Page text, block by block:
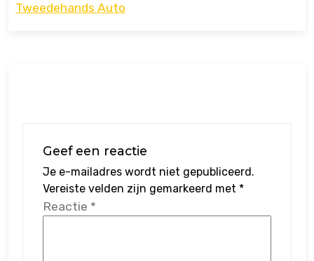
Tweedehands Auto
Geef een reactie
Je e-mailadres wordt niet gepubliceerd.
Vereiste velden zijn gemarkeerd met *
Reactie *